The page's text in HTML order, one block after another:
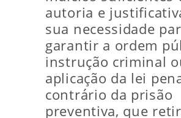
autoria e
sua necessidade
garantir a ordem
instrução criminal
aplicação da lei
contrário da prisão
preventiva, que